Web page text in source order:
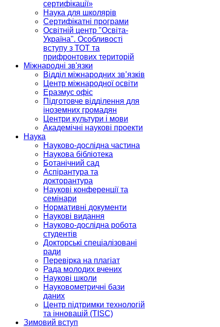
сертифікації»
Наука для школярів
Сертифікатні програми
Освітній центр "Освіта-
Україна". Особливості
вступу з ТОТ та
прифронтових територій
Міжнародні зв'язки
Відділ міжнародних зв’язків
Центр міжнародної освіти
Еразмус офіс
Підготовче відділення для
іноземних громадян
Центри культури і мови
Академічні наукові проекти
Наука
Науково-дослідна частина
Наукова бібліотека
Ботанічний сад
Аспірантура та
докторантура
Наукові конференції та
семінари
Нормативні документи
Наукові видання
Науково-дослідна робота
студентів
Докторські спеціалізовані
ради
Перевірка на плагіат
Рада молодих вчених
Наукові школи
Науковометричні бази
даних
Центр підтримки технологій
та інновацій (TISC)
Зимовий вступ